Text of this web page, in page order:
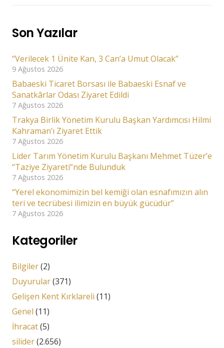
Son Yazılar
“Verilecek 1 Ünite Kan, 3 Can’a Umut Olacak”
9 Ağustos 2026
Babaeski Ticaret Borsası ile Babaeski Esnaf ve
Sanatkârlar Odası Ziyaret Edildi
7 Ağustos 2026
Trakya Birlik Yönetim Kurulu Başkan Yardımcısı Hilmi
Kahraman’ı Ziyaret Ettik
7 Ağustos 2026
Lider Tarım Yönetim Kurulu Başkanı Mehmet Tüzer’e
“Taziye Ziyareti”nde Bulunduk
7 Ağustos 2026
“Yerel ekonomimizin bel kemiği olan esnafımızın alın
teri ve tecrübesi ilimizin en büyük gücüdür”
7 Ağustos 2026
Kategoriler
Bilgiler(2)
Duyurular(371)
Gelişen Kent Kırklareli (11)
Genel (11)
İhracat(5)
silider(2.656)